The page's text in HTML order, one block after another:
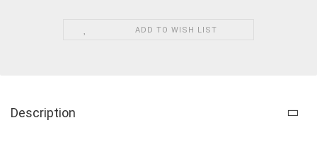
ADD TO WISH LIST
Description